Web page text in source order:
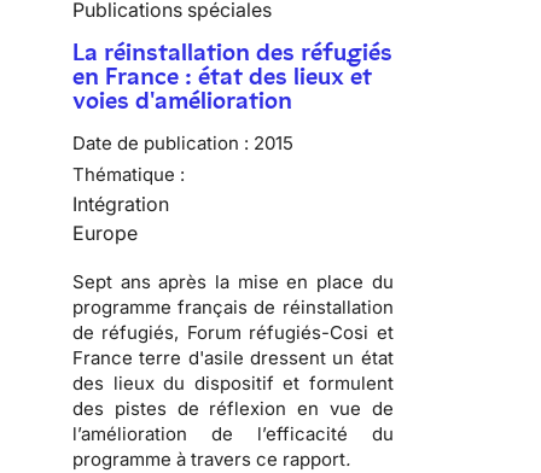
Publications spéciales
La réinstallation des réfugiés
en France : état des lieux et
voies d'amélioration
Date de publication : 2015
Thématique :
Intégration
Europe
Sept ans après la mise en place du
programme français de réinstallation
de réfugiés, Forum réfugiés-Cosi et
France terre d'asile dressent un état
des lieux du dispositif et formulent
des pistes de réflexion en vue de
l’amélioration de l’efficacité du
programme à travers ce rapport.